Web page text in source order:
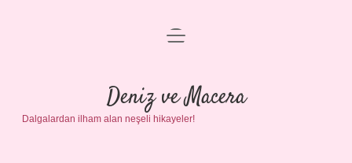
Anasayfa
Gizlilik Politikası
Yasal Uyarı
menüyü
Deniz ve Macera
Dalgalardan ilham alan neşeli hikayeler!